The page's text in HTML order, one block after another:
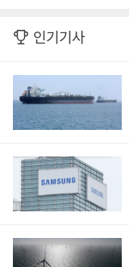
인기기사